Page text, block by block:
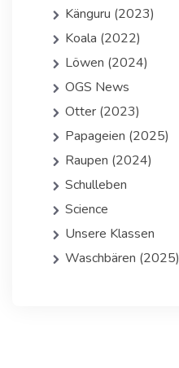
Känguru (2023)
Koala (2022)
Löwen (2024)
OGS News
Otter (2023)
Papageien (2025)
Raupen (2024)
Schulleben
Science
Unsere Klassen
Waschbären (2025)